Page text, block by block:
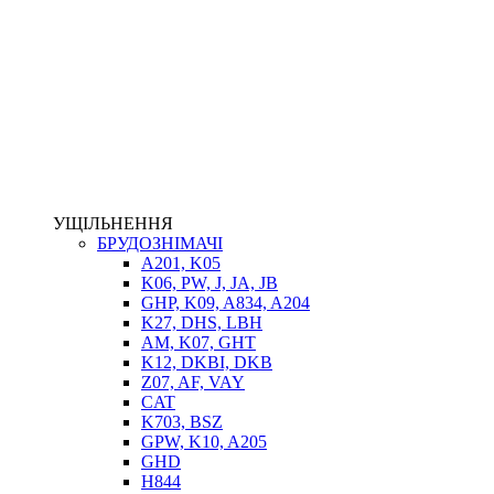
ВТУЛКИ
УЩІЛЬНЕННЯ
БРУДОЗНІМАЧІ
A201, K05
K06, PW, J, JA, JB
GHP, K09, A834, A204
K27, DHS, LBH
AM, K07, GHT
K12, DKBI, DKB
Z07, AF, VAY
CAT
K703, BSZ
GPW, K10, A205
GHD
H844